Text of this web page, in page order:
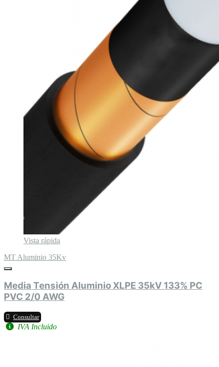
Vista rápida
MT Aluminio 35Kv
Media Tensión Aluminio XLPE 35kV 133% PC
PVC 2/0 AWG
Consultar
IVA Incluido